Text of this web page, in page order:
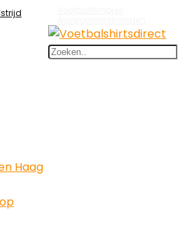
Search
Haag